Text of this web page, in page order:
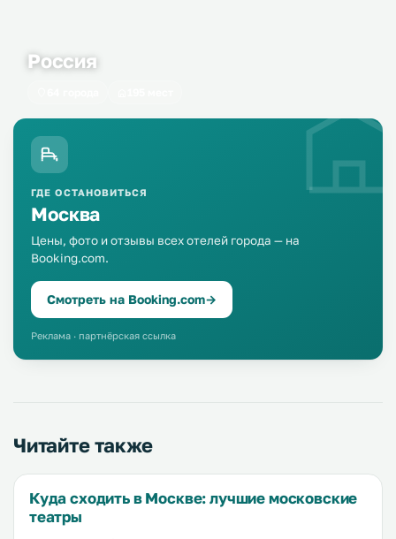
Россия
ГДЕ ОСТАНОВИТЬСЯ
Москва
Цены, фото и отзывы всех отелей города — на
Booking.com.
Смотреть на Booking.com→
Реклама · партнёрская ссылка
Читайте также
Куда сходить в Москве: лучшие московские
театры